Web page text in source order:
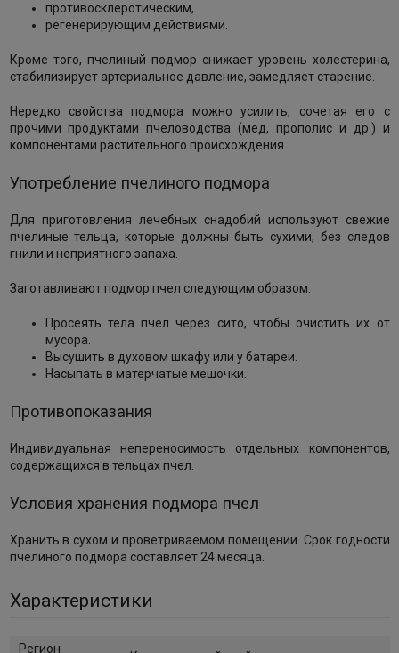
противосклеротическим,
регенерирующим действиями.
Кроме того, пчелиный подмор снижает уровень холестерина,
стабилизирует артериальное давление, замедляет старение.
Нередко свойства подмора можно усилить, сочетая его с
прочими продуктами пчеловодства (мед, прополис и др.) и
компонентами растительного происхождения.
Употребление пчелиного подмора
Для приготовления лечебных снадобий используют свежие
пчелиные тельца, которые должны быть сухими, без следов
гнили и неприятного запаха.
Заготавливают подмор пчел следующим образом:
Просеять тела пчел через сито, чтобы очистить их от
мусора.
Высушить в духовом шкафу или у батареи.
Насыпать в матерчатые мешочки.
Противопоказания
Индивидуальная непереносимость отдельных компонентов,
содержащихся в тельцах пчел.
Условия хранения подмора пчел
Хранить в сухом и проветриваемом помещении. Срок годности
пчелиного подмора составляет 24 месяца.
Характеристики
Регион